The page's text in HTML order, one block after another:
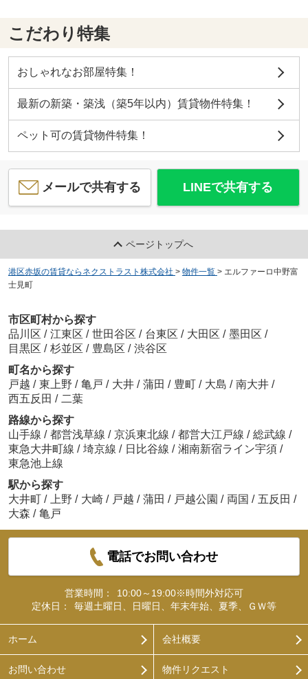
こだわり特集
おしゃれなお部屋特集！
最新の新築・築浅（築5年以内）賃貸物件特集！
ペット可の賃貸物件特集！
メールで共有する LINEで共有する
ページトップへ
港区赤坂の賃貸ならネクストラスト株式会社 > 物件一覧 > エルファーロ中野富
士見町
市区町村から探す
品川区 / 江東区 / 世田谷区 / 台東区 / 大田区 / 墨田区 /
目黒区 / 杉並区 / 豊島区 / 渋谷区
町名から探す
戸越 / 東上野 / 亀戸 / 大井 / 蒲田 / 豊町 / 大島 / 南大井 /
西五反田 / 二葉
路線から探す
山手線 / 都営浅草線 / 京浜東北線 / 都営大江戸線 / 総武線 /
東急大井町線 / 埼京線 / 日比谷線 / 湘南新宿ライン宇須 /
東急池上線
駅から探す
大井町 / 上野 / 大崎 / 戸越 / 蒲田 / 戸越公園 / 両国 / 五反田 /
大森 / 亀戸
電話でお問い合わせ
営業時間：
10:00～19:00※時間外対応可
定休日：
毎週土曜日、日曜日、年末年始、夏季、ＧＷ等
ホーム 会社概要
お問い合わせ 物件リクエスト